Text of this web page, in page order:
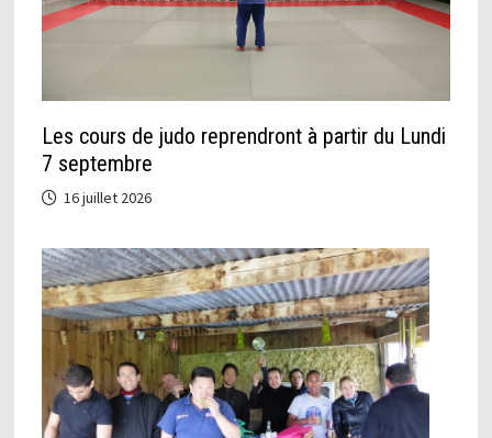
Les cours de judo reprendront à partir du Lundi
7 septembre
16 juillet 2026